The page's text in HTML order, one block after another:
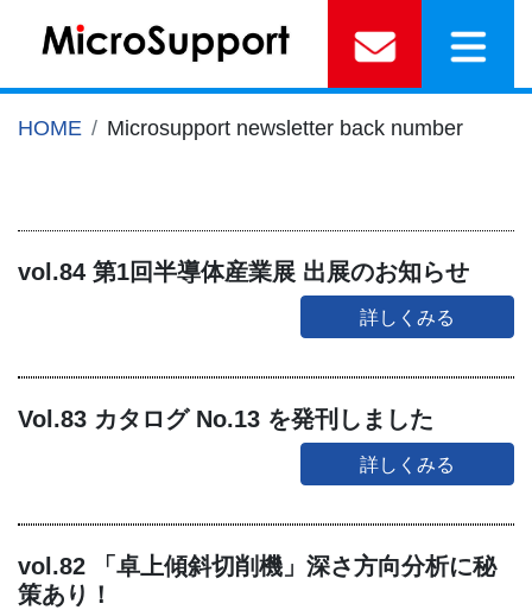
HOME Microsupport newsletter back number
vol.84 第1回半導体産業展 出展のお知らせ
詳しくみる
Vol.83 カタログ No.13 を発刊しました
詳しくみる
vol.82 「卓上傾斜切削機」深さ方向分析に秘
策あり！